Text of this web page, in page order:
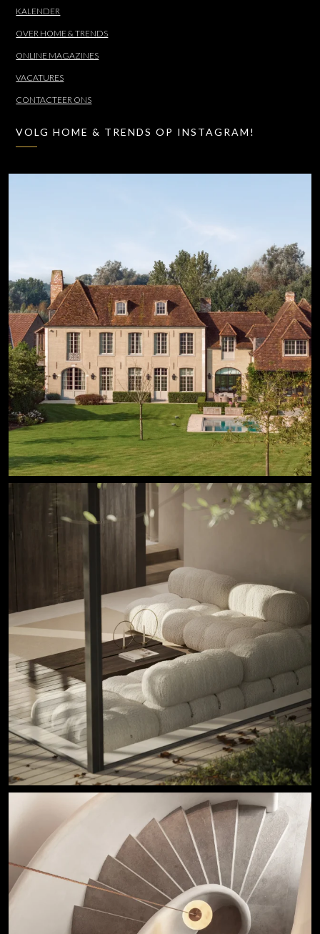
KALENDER
OVER HOME & TRENDS
ONLINE MAGAZINES
VACATURES
CONTACTEER ONS
VOLG HOME & TRENDS OP INSTAGRAM!